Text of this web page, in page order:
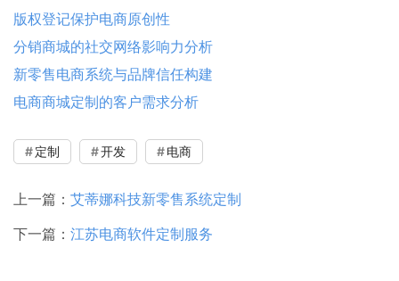
版权登记保护电商原创性
分销商城的社交网络影响力分析
新零售电商系统与品牌信任构建
电商商城定制的客户需求分析
定制 开发 电商
上一篇： 艾蒂娜科技新零售系统定制
下一篇： 江苏电商软件定制服务